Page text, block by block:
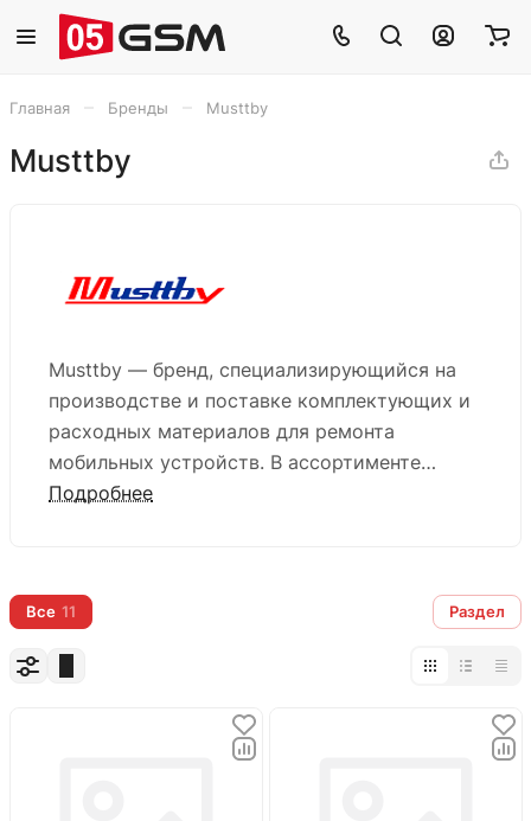
Главная Бренды Musttby
Musttby
Musttby — бренд, специализирующийся на
производстве и поставке комплектующих и
расходных материалов для ремонта
мобильных устройств. В ассортименте
компании — стекла с OCA, тач-панели,
качество и надёжность, используя
строгий контроль на каждом этапе.
Подробнее
Все 11 Раздел